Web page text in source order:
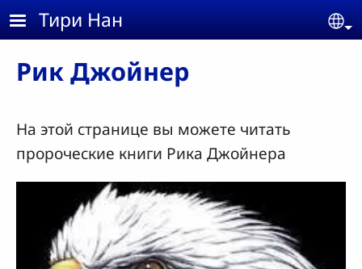
Skip to main content
Тири Нан
Рик Джойнер
На этой странице вы можете читать
пророческие книги Рика Джойнера